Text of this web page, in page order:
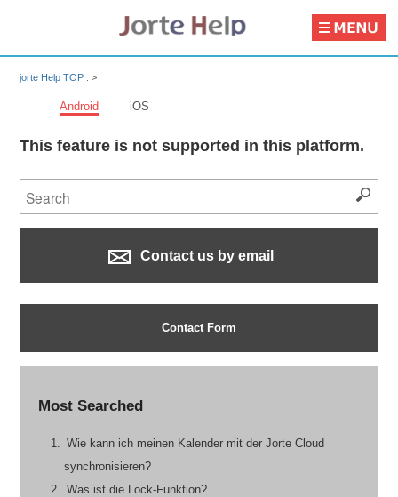
jorte Help TOP :>
Android iOS
This feature is not supported in this platform.
Contact us by email
Contact Form
Most Searched
Wie kann ich meinen Kalender mit der Jorte Cloud
synchronisieren?
Was ist die Lock-Funktion?